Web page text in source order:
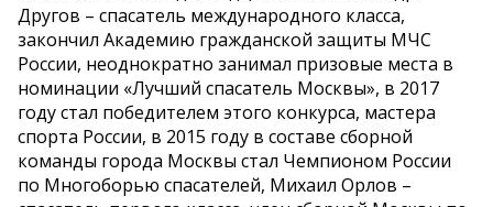
Другов – спасатель международного класса,
закончил Академию гражданской защиты МЧС
России, неоднократно занимал призовые места в
номинации «Лучший спасатель Москвы», в 2017
году стал победителем этого конкурса, мастера
спорта России, в 2015 году в составе сборной
команды города Москвы стал Чемпионом России
по Многоборью спасателей, Михаил Орлов –